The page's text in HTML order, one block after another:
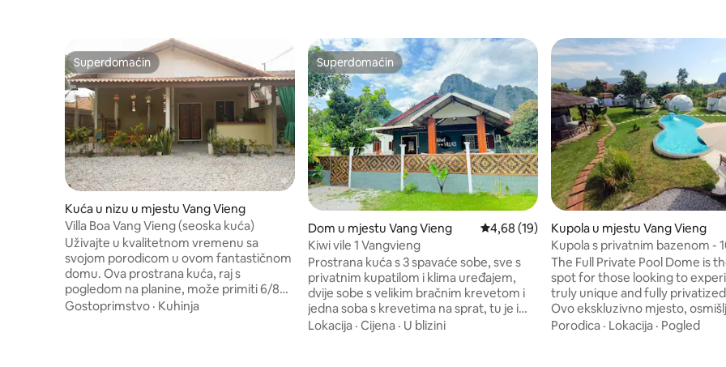
Superdomaćin
Superdomaćin
Kuća u nizu u mjestu Vang Vieng
Villa Boa Vang Vieng (seoska kuća)
Uživajte u kvalitetnom vremenu sa
svojom porodicom u ovom fantastičnom
domu. Ova prostrana kuća, raj s
pogledom na planine, može primiti 6/8
gostiju. Otkrijte autentični mir Vang
Gostoprimstvo · Kuhinja
Superdomaćin
Superdomaćin
Dom u mjestu Vang Vieng Prosječna ocjena: 4,68 od 5, recenzija: 19
4,68 (19)
Kiwi vile 1 Vangvieng
Prostrana kuća s 3 spavaće sobe, sve s
privatnim kupatilom i klima uređajem,
dvije sobe s velikim bračnim krevetom i
jedna soba s krevetima na sprat, tu je i
dnevni krevet u salonu i udoban kauč ako
Lokacija · Cijena · U blizini
Kupola u mjestu Vang Vieng
Kupola s privatnim bazenom -
The Full Private Pool Dome is
spot for those looking to
truly unique and fully
Ovo ekskluzivno mjesto,
ugošćavanje do 10 gostiju, nudi
Porodica · Lokacija · Pogled